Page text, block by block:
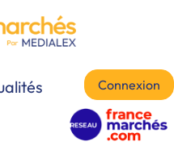
Connexion